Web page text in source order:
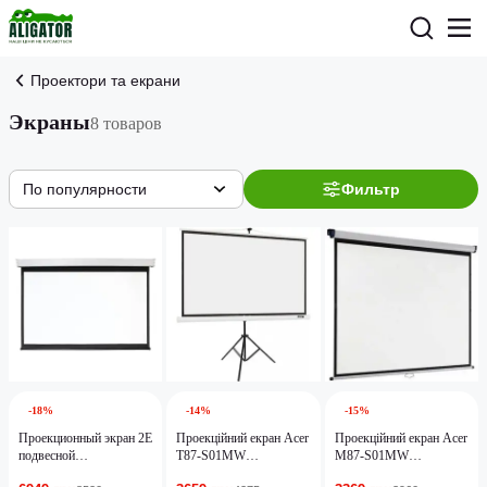
Проектори та екрани
Экраны8 товаров
Фильтр
По популярности
-18%
Проекционный экран 2E
подвесной
-14%
Проекційний екран Acer
T87-S01MW
-15%
Проекційний екран Acer
M87-S01MW